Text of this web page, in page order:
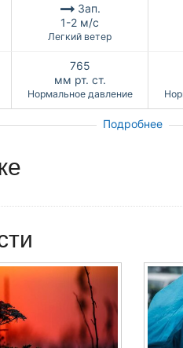
Зап.
1-2 м/с
Легкий ветер
765
мм рт. ст.
Нормальное давление
Подробнее